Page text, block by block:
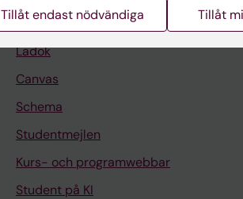
Student
Ladok
Canvas
Schema
Studentmejlen
Kurs- och programwebbar
Student på KI
Tillåt endast nödvändiga Tillåt